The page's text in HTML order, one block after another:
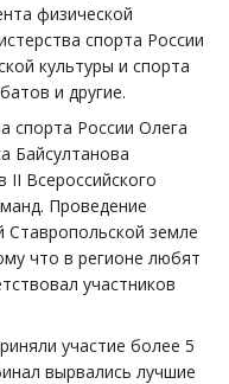
физической
спорта России
культуры и спорта
и другие.
спорта России Олега
Байсултанова
II Всероссийского
Проведение
земле
что в регионе любят
участников
участие более 5
вырвались лучшие